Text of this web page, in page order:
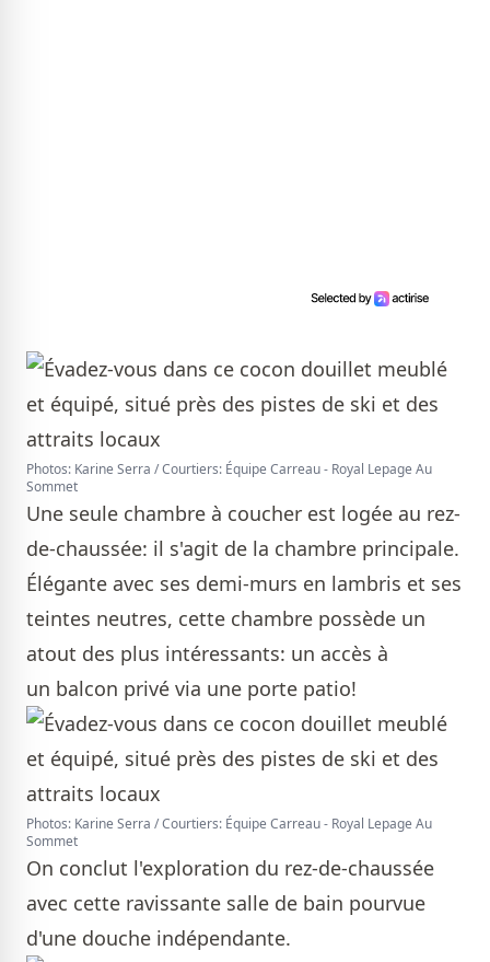
Photos: Karine Serra / Courtiers: Équipe Carreau - Royal Lepage Au
Sommet
Une seule chambre à coucher est logée au rez-
de-chaussée: il s'agit de la chambre principale.
Élégante avec ses demi-murs en lambris et ses
teintes neutres, cette chambre possède un
atout des plus intéressants: un accès à
un balcon privé via une porte patio!
Photos: Karine Serra / Courtiers: Équipe Carreau - Royal Lepage Au
Sommet
On conclut l'exploration du rez-de-chaussée
avec cette ravissante salle de bain pourvue
d'une douche indépendante.